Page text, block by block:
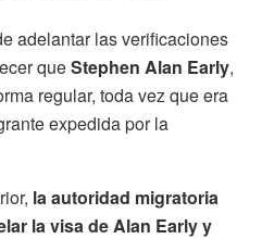
adelantar las verificaciones
queStephen Alan Early,
regular, toda vez que era
expedida por la
la autoridad migratoria
la visa de Alan Early y